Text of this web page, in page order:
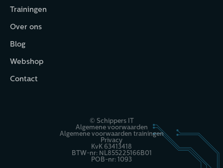
Trainingen
Over ons
Blog
Webshop
Contact
© Schippers IT
Algemene voorwaarden
Algemene voorwaarden trainingen
Privacy
KvK 63413418
BTW-nr: NL855225166B01
POB-nr: 1093